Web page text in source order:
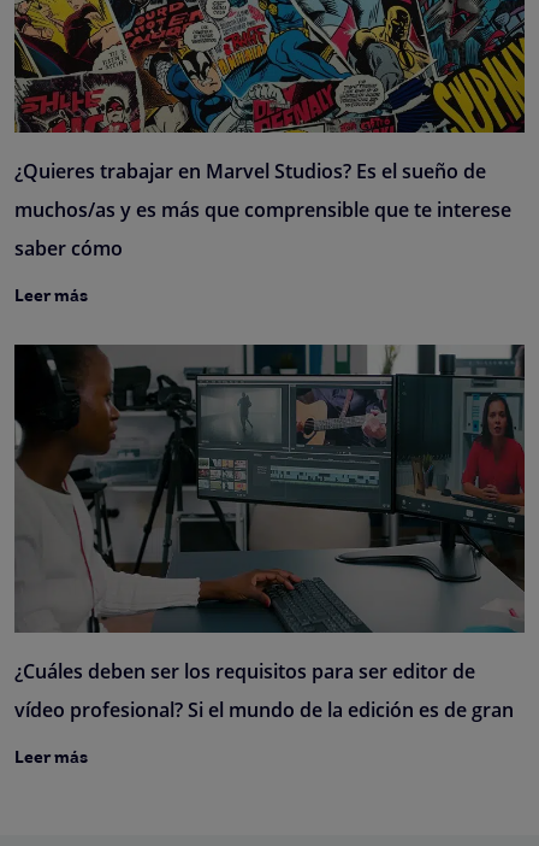
¿Quieres trabajar en Marvel Studios? Es el sueño de
muchos/as y es más que comprensible que te interese
saber cómo
Leer más
¿Cuáles deben ser los requisitos para ser editor de
vídeo profesional? Si el mundo de la edición es de gran
Leer más